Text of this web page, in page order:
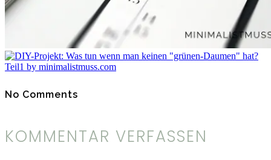
No Comments
KOMMENTAR VERFASSEN